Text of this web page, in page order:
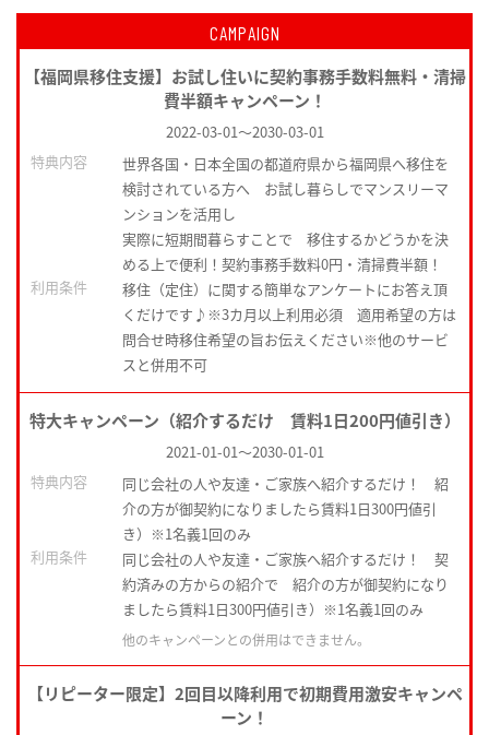
CAMPAIGN
【福岡県移住支援】お試し住いに契約事務手数料無料・清掃
費半額キャンペーン！
2022-03-01～2030-03-01
特典内容
世界各国・日本全国の都道府県から福岡県へ移住を
検討されている方へ お試し暮らしでマンスリーマ
ンションを活用し
実際に短期間暮らすことで 移住するかどうかを決
める上で便利！契約事務手数料0円・清掃費半額！
利用条件
移住（定住）に関する簡単なアンケートにお答え頂
くだけです♪※3カ月以上利用必須 適用希望の方は
問合せ時移住希望の旨お伝えください※他のサービ
スと併用不可
特大キャンペーン（紹介するだけ 賃料1日200円値引き）
2021-01-01～2030-01-01
特典内容
同じ会社の人や友達・ご家族へ紹介するだけ！ 紹
介の方が御契約になりましたら賃料1日300円値引
き）※1名義1回のみ
利用条件
同じ会社の人や友達・ご家族へ紹介するだけ！ 契
約済みの方からの紹介で 紹介の方が御契約になり
ましたら賃料1日300円値引き）※1名義1回のみ
他のキャンペーンとの併用はできません。
【リピーター限定】2回目以降利用で初期費用激安キャンペ
ーン！